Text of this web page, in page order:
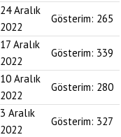
24 Aralık
2022
Gösterim: 265
17 Aralık
2022
Gösterim: 339
10 Aralık
2022
Gösterim: 280
3 Aralık
2022
Gösterim: 327